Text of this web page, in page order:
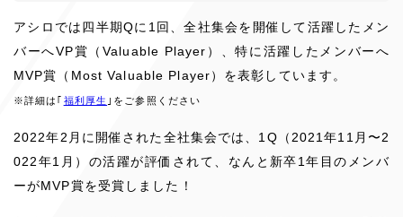
アシロでは四半期Qに1回、全社集会を開催して活躍したメン
バーへVP賞（Valuable Player）、特に活躍したメンバーへ
MVP賞（Most Valuable Player）を表彰しています。
※詳細は｢ 福利厚生 ｣をご参照ください
2022年2月に開催された全社集会では、1Q（2021年11月〜2
022年1月）の活躍が評価されて、なんと新卒1年目のメンバ
ーがMVP賞を受賞しました！